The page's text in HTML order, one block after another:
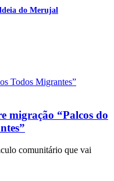
do Merujal
migração “Palcos do
comunitário que vai